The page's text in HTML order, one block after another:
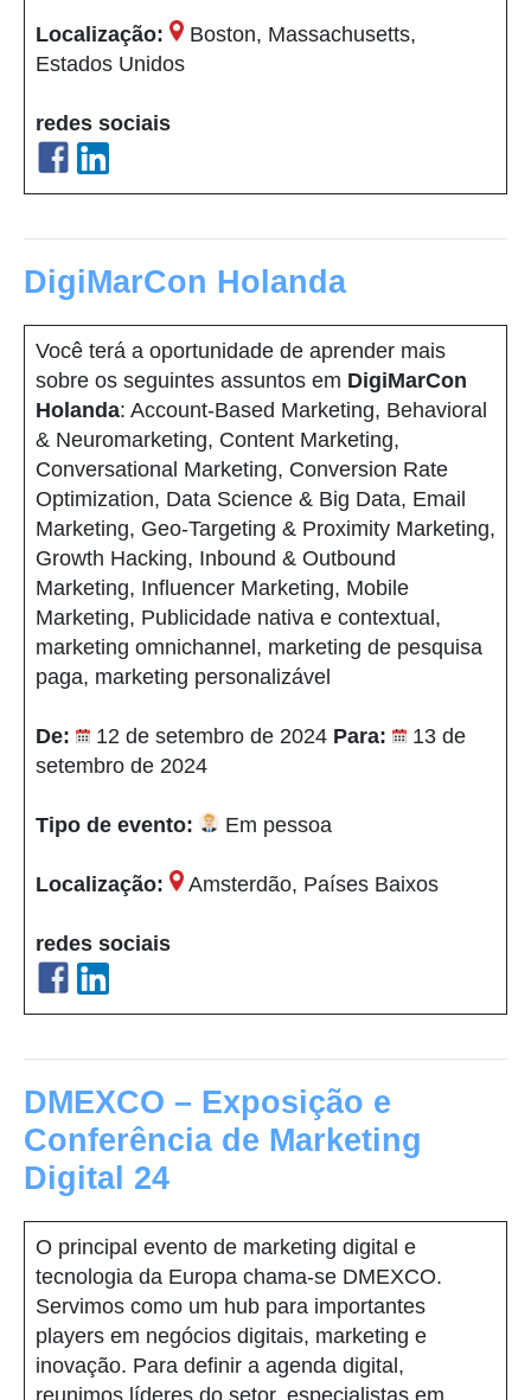
Localização:
Boston, Massachusetts,
Estados Unidos
redes sociais
DigiMarCon Holanda
Você terá a oportunidade de aprender mais
sobre os seguintes assuntos em DigiMarCon
Holanda: Account-Based Marketing, Behavioral
& Neuromarketing, Content Marketing,
Conversational Marketing, Conversion Rate
Optimization, Data Science & Big Data, Email
Marketing, Geo-Targeting & Proximity Marketing,
Growth Hacking, Inbound & Outbound
Marketing, Influencer Marketing, Mobile
Marketing, Publicidade nativa e contextual,
marketing omnichannel, marketing de pesquisa
paga, marketing personalizável
De: 12 de setembro de 2024 Para:
13 de
setembro de 2024
Tipo de evento: Em pessoa
Localização: Amsterdão, Países Baixos
redes sociais
DMEXCO – Exposição e
Conferência de Marketing
Digital 24
O principal evento de marketing digital e
tecnologia da Europa chama-se DMEXCO.
Servimos como um hub para importantes
players em negócios digitais, marketing e
inovação. Para definir a agenda digital,
reunimos líderes do setor, especialistas em